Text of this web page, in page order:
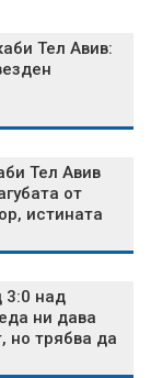
Тел Авив:
Тел Авив
от
истината
3:0 над
ни дава
но трябва да